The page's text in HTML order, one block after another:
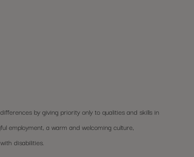
by giving priority only to qualities and skills in
employment, a warm and welcoming culture,
disabilities.